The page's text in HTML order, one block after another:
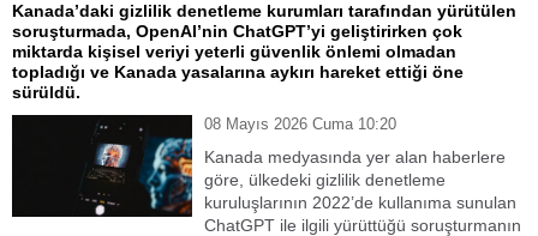
Kanada’daki gizlilik denetleme kurumları tarafından yürütülen
soruşturmada, OpenAI’nin ChatGPT’yi geliştirirken çok
miktarda kişisel veriyi yeterli güvenlik önlemi olmadan
topladığı ve Kanada yasalarına aykırı hareket ettiği öne
sürüldü.
08 Mayıs 2026 Cuma 10:20
Kanada medyasında yer alan haberlere
göre, ülkedeki gizlilik denetleme
kuruluşlarının 2022’de kullanıma sunulan
ChatGPT ile ilgili yürüttüğü soruşturmanın